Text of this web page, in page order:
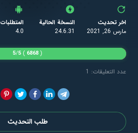
اخر تحديث
مارس 26, 2021
النسخة الحالية
24.6.31
المتطلبات
4.0
عدد التعليقات: 1
(
6868
)
5/5
طلب التحديث